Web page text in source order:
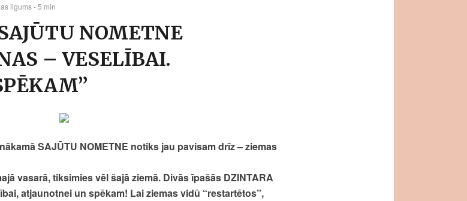
ilgums - 5 min
NOMETNE
– VESELĪBAI.
SAJŪTU NOMETNE notiks jau pavisam drīz – ziemas
vasarā, tiksimies vēl šajā ziemā. Divās īpašās DZINTARA
atjaunotnei un spēkam! Lai ziemas vidū “restartētos”,